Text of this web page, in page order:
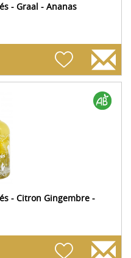
- Graal - Ananas
- Citron Gingembre -